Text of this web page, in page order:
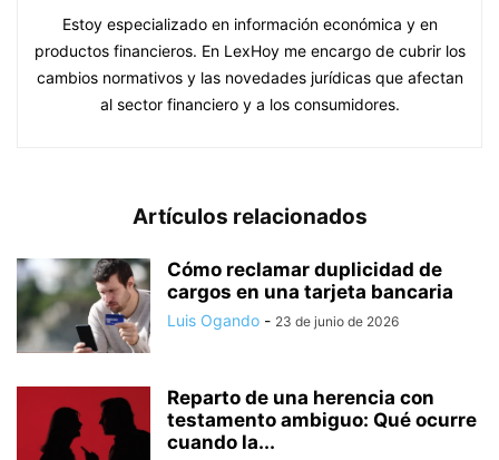
Estoy especializado en información económica y en
productos financieros. En LexHoy me encargo de cubrir los
cambios normativos y las novedades jurídicas que afectan
al sector financiero y a los consumidores.
Artículos relacionados
Cómo reclamar duplicidad de
cargos en una tarjeta bancaria
Luis Ogando - 23 de junio de 2026
Reparto de una herencia con
testamento ambiguo: Qué ocurre
cuando la...